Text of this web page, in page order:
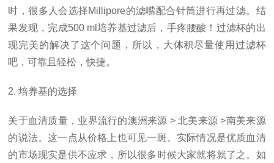
时，很多人会选择Millipore的滤嘴配合针筒进行再过滤。结
果发现，完成500 ml培养基过滤后，手疼腰酸！过滤杯的出
现完美的解决了这个问题，所以，大体积尽量使用过滤杯
吧，可靠且轻松，快捷。
2. 培养基的选择
关于血清质量，业界流行的澳洲来源 > 北美来源 >南美来源
的说法。这一点从价格上也可见一斑。实际情况是优质血清
的市场现实是供不应求，所以很多时候大家就将就了之。如